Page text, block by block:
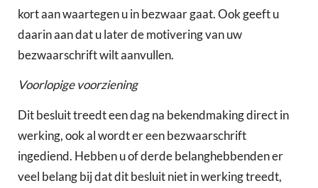
kort aan waartegen u in bezwaar gaat. Ook geeft u
daarin aan dat u later de motivering van uw
bezwaarschrift wilt aanvullen.
Voorlopige voorziening
Dit besluit treedt een dag na bekendmaking direct in
werking, ook al wordt er een bezwaarschrift
ingediend. Hebben u of derde belanghebbenden er
veel belang bij dat dit besluit niet in werking treedt,